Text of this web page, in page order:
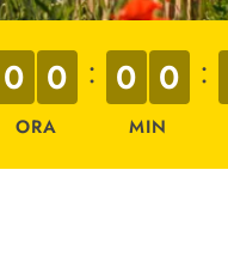
0 0
ORA
: 0 0
MIN
: